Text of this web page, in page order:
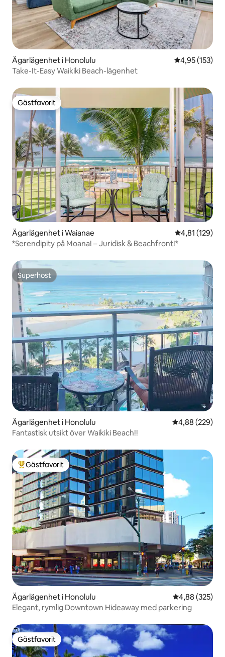
Ägarlägenhet i Honolulu 4,95 av 5 i
4,95 (153)
Take-It-Easy Waikiki Beach-lägenhet
Gästfavorit
Gästfavorit
Ägarlägenhet i Waianae 4,81 av 5 i
4,81 (129)
*Serendipity på Moana! – Juridisk & Beachfront!*
Superhost
Superhost
Ägarlägenhet i Honolulu 4,88 av 5 i
4,88 (229)
Fantastisk utsikt över Waikiki Beach!!
Populär gästfavorit
Gästfavorit
Ägarlägenhet i Honolulu 4,88 av 5 i
4,88 (325)
Elegant, rymlig Downtown Hideaway med parkering
Gästfavorit
Gästfavorit